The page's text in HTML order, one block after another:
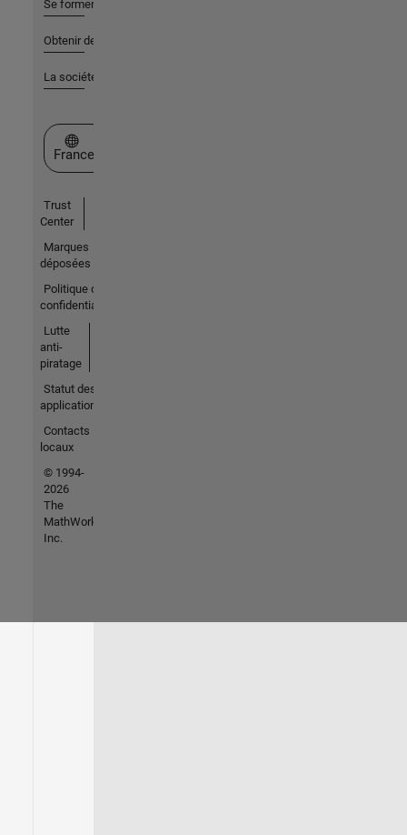
Se former
Obtenir de l'aide
La société
Sélectionner un site web
France
Trust
Center
Marques
déposées
Politique de
confidentialité
Lutte
anti-
piratage
Statut des
applications
Contacts
locaux
© 1994-
2026
The
MathWorks,
Inc.